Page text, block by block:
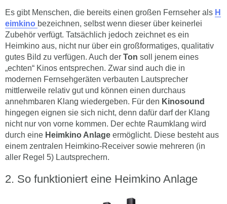
Es gibt Menschen, die bereits einen großen Fernseher als H
eimkino bezeichnen, selbst wenn dieser über keinerlei
Zubehör verfügt. Tatsächlich jedoch zeichnet es ein
Heimkino aus, nicht nur über ein großformatiges, qualitativ
gutes Bild zu verfügen. Auch der Ton soll jenem eines
„echten“ Kinos entsprechen. Zwar sind auch die in
modernen Fernsehgeräten verbauten Lautsprecher
mittlerweile relativ gut und können einen durchaus
annehmbaren Klang wiedergeben. Für den Kinosound
hingegen eignen sie sich nicht, denn dafür darf der Klang
nicht nur von vorne kommen. Der echte Raumklang wird
durch eine Heimkino Anlage ermöglicht. Diese besteht aus
einem zentralen Heimkino-Receiver sowie mehreren (in
aller Regel 5) Lautsprechern.
So funktioniert eine Heimkino Anlage